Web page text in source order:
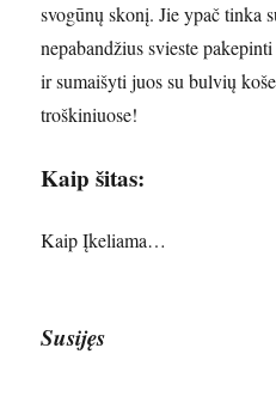
svogūnų skonį. Jie ypač tinka
nepabandžius svieste
ir sumaišyti juos su bulvių
troškiniuose!
Kaip šitas:
Kaip Įkeliama…
Susijęs